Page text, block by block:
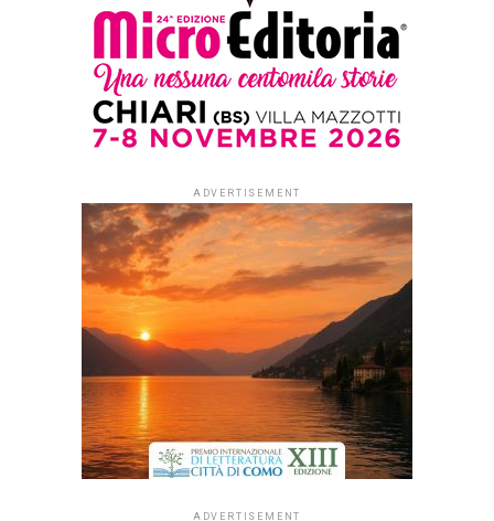
Published 3 giorni ago on 3 Agosto 2026
Redazione Leggere:tutti
di Elena D’Alessandri
Per generazioni di italiani
Cino Tortorella è stato
Mago Zurlì, un’icona felice
della prima televisione
custodita nella memoria
collettiva, tra calzamaglie
lucide, brillantini e lo
Zecchino d’Oro dei primi
anni. Per suo figlio Guido
era semplicemente un
padre, da condividere con
milioni di bambini a bocca
aperta davanti allo schermo. Quando una figura così